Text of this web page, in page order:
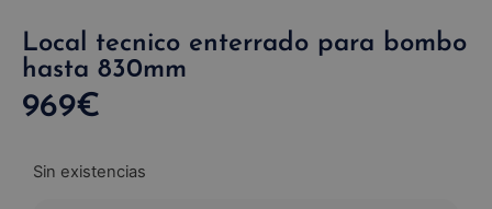
Local tecnico enterrado para bombo
hasta 830mm
969€
Sin existencias